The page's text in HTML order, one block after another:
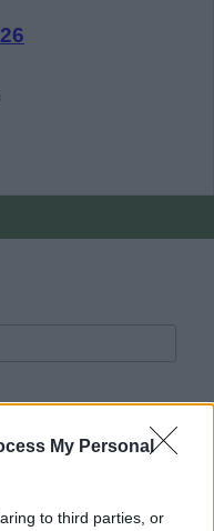
My Personal
to third parties, or